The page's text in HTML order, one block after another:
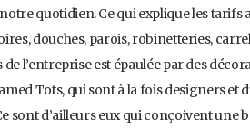
quotidien. Ce qui explique les tarifs
douches, parois, robinetteries,
l’entreprise est épaulée par des
Tots, qui sont à la fois designers et
sont d’ailleurs eux qui conçoivent une